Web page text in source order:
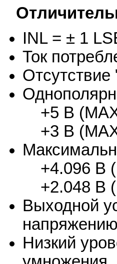
INL = ± 1
Ток
+5 В
+3 В
+4.096 В
+2.048 В
Выходной
Низкий